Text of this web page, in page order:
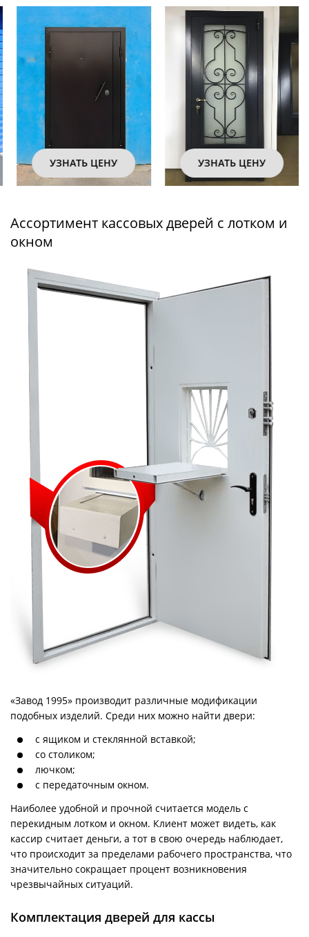
УЗНАТЬ ЦЕНУ УЗНАТЬ ЦЕНУ
Ассортимент кассовых дверей с лотком и
окном
«Завод 1995» производит различные модификации
подобных изделий. Среди них можно найти двери:
с ящиком и стеклянной вставкой;
со столиком;
лючком;
с передаточным окном.
Наиболее удобной и прочной считается модель с
перекидным лотком и окном. Клиент может видеть, как
кассир считает деньги, а тот в свою очередь наблюдает,
что происходит за пределами рабочего пространства, что
значительно сокращает процент возникновения
чрезвычайных ситуаций.
Комплектация дверей для кассы